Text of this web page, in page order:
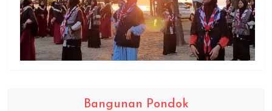
Bangunan Pondok